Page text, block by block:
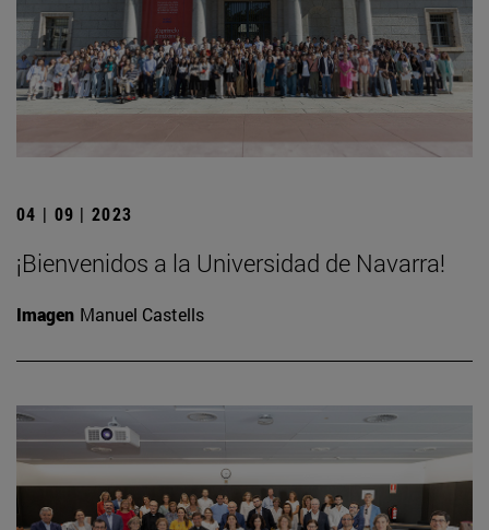
04 | 09 | 2023
¡Bienvenidos a la Universidad de Navarra!
Imagen Manuel Castells